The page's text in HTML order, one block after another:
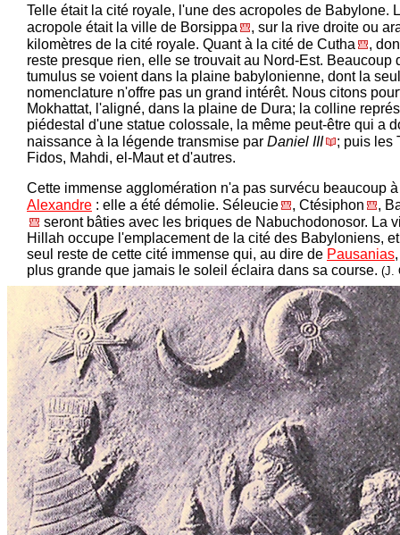
Telle était la cité royale, l'une des acropoles de Babylone.
acropole était la ville de Borsippa
, sur la rive droite ou
kilomètres de la cité royale. Quant à la cité de Cutha
,
reste presque rien, elle se trouvait au Nord-Est. Beaucoup
tumulus se voient dans la plaine babylonienne, dont la
nomenclature n'offre pas un grand intérêt. Nous citons
Mokhattat, l'aligné, dans la plaine de Dura; la colline
piédestal d'une statue colossale, la même peut-être qui a
naissance à la légende transmise par Daniel III
; puis les
Fidos, Mahdi, el-Maut et d'autres.
Cette immense agglomération n'a pas survécu beaucoup à
Alexandre : elle a été démolie. Séleucie , Ctésiphon
,
seront bâties avec les briques de Nabuchodonosor. La
Hillah occupe l'emplacement de la cité des Babyloniens,
seul reste de cette cité immense qui, au dire de Pausanias
plus grande que jamais le soleil éclaira dans sa course. (J.